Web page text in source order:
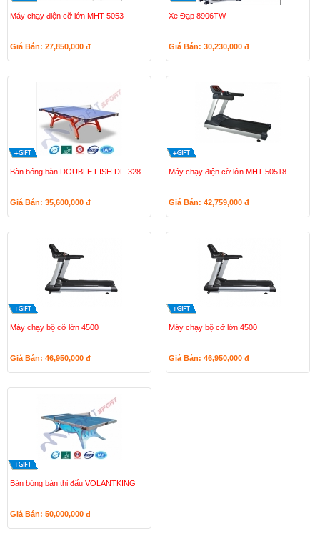
Máy chạy điện cỡ lớn MHT-5053
Giá Bán: 27,850,000 đ
Xe Đạp 8906TW
Giá Bán: 30,230,000 đ
Bàn bóng bàn DOUBLE FISH DF-328
Giá Bán: 35,600,000 đ
Máy chạy điện cỡ lớn MHT-50518
Giá Bán: 42,759,000 đ
Máy chạy bộ cỡ lớn 4500
Giá Bán: 46,950,000 đ
Máy chạy bộ cỡ lớn 4500
Giá Bán: 46,950,000 đ
Bàn bóng bàn thi đấu VOLANTKING
Giá Bán: 50,000,000 đ